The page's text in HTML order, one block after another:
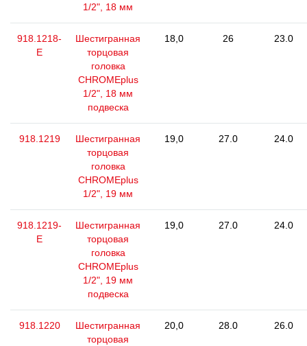
1/2", 18 мм
918.1218-
E
Шестигранная
торцовая
головка
CHROMEplus
1/2", 18 мм
подвеска
18,0 26 23.0
918.1219
Шестигранная
торцовая
головка
CHROMEplus
1/2", 19 мм
19,0 27.0 24.0
918.1219-
E
Шестигранная
торцовая
головка
CHROMEplus
1/2", 19 мм
подвеска
19,0 27.0 24.0
918.1220
Шестигранная
торцовая
20,0 28.0 26.0